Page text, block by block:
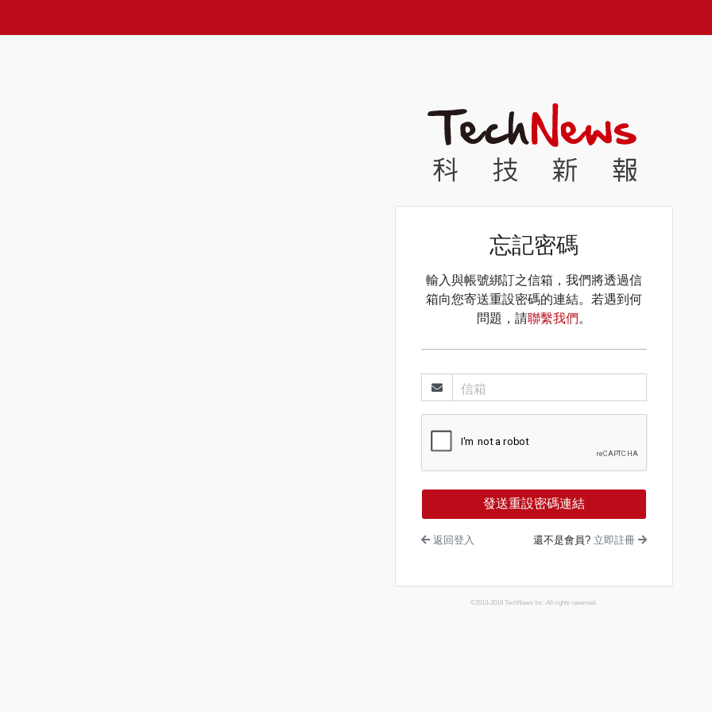
忘記密碼
輸入與帳號綁訂之信箱，我們將透過信
箱向您寄送重設密碼的連結。若遇到何
問題，請聯繫我們 。
信箱
發送重設密碼連結
返回登入 還不是會員? 立即註冊
©2013-2019 TechNews Inc. All rights reserved.